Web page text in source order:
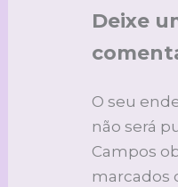
Deixe
O seu
não será
Campos
marcados